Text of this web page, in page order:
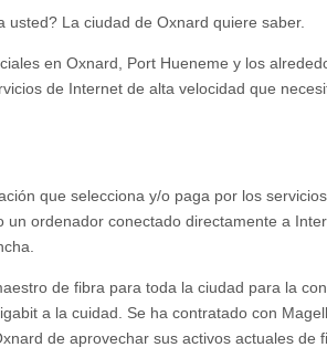
La ciudad de Oxnard quiere saber.
en Oxnard, Port Hueneme y los
de Internet de alta velocidad que
que selecciona y/o paga por los
ordenador conectado directamente a
de fibra para toda la ciudad para la
a la cuidad. Se ha contratado con
de aprovechar sus activos actuales de